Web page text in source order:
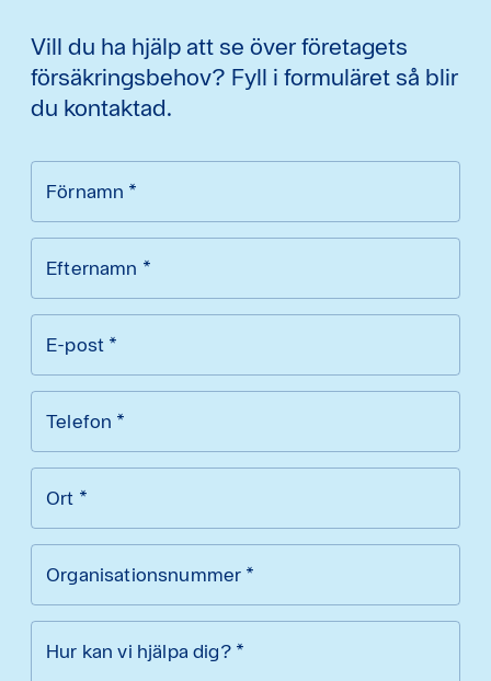
Vill du ha hjälp att se över företagets
försäkringsbehov? Fyll i formuläret så blir
du kontaktad.
Förnamn *
Efternamn *
E-post *
Telefon *
Ort *
Organisationsnummer *
Hur kan vi hjälpa dig? *